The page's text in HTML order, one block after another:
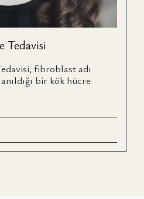
Tedavisi
fibroblast adı
bir kök hücre